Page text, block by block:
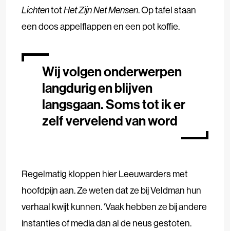
LichtentotHet Zijn Net Mensen. Op tafel staan
een doos appelflappen en een pot koffie.
Wij volgen onderwerpen
langdurig en blijven
langsgaan. Soms tot ik er
zelf vervelend van word
Regelmatig kloppen hier Leeuwarders met
hoofdpijn aan. Ze weten dat ze bij Veldman hun
verhaal kwijt kunnen. ‘Vaak hebben ze bij andere
instanties of media dan al de neus gestoten.